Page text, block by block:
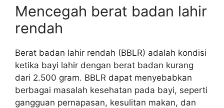
Mencegah berat badan lahir
rendah
Berat badan lahir rendah (BBLR) adalah kondisi
ketika bayi lahir dengan berat badan kurang
dari 2.500 gram. BBLR dapat menyebabkan
berbagai masalah kesehatan pada bayi, seperti
gangguan pernapasan, kesulitan makan, dan